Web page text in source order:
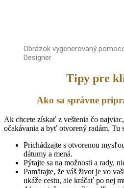
Obrázok vygenerovaný
Designer
Tipy pre
Ako sa správne
Ak chcete získať z veštenia čo
očakávania a byť otvorený radám. Tu
Prichádzajte s otvorenou
dátumy a mená.
Pýtajte sa na možnosti a rady,
Pamätajte, že váš život je vo
ukáže cestu, ale kráčať po nej